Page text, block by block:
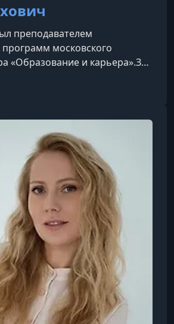
преподавателем
московского
«Образование и карьера».За
я понял, что помимо
на курсах слушателям также
они могут повторить
месте.В 2017г я ушел из
записал свои видеоуроки и
проект. Я
этому учебному